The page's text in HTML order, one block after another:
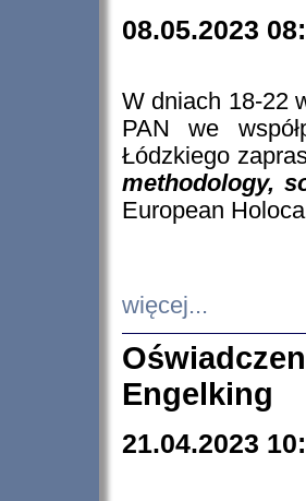
08.05.2023
W dniach 18-22
PAN we
Łódzkiego
methodology,
European
więcej...
Engelking
21.04.2023